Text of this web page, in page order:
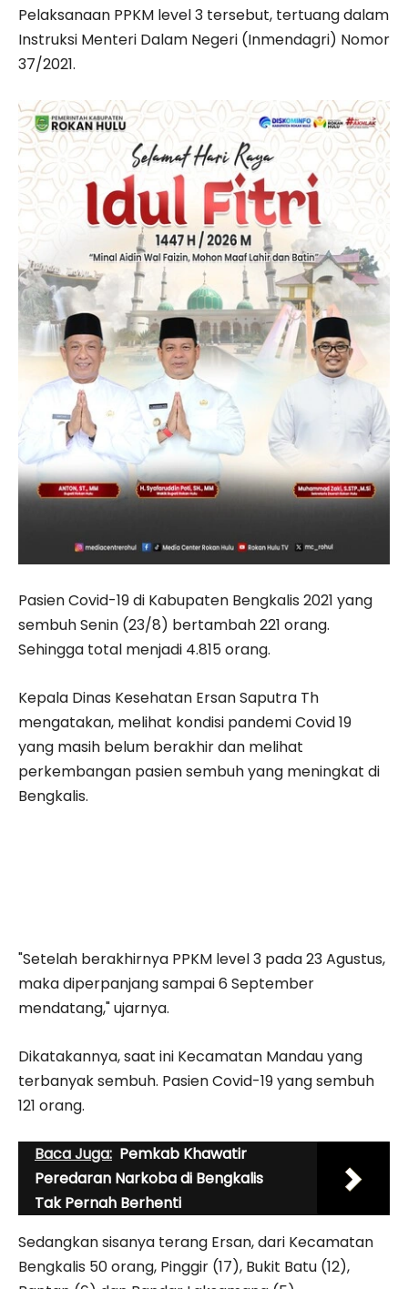
Pelaksanaan PPKM level 3 tersebut, tertuang dalam
Instruksi Menteri Dalam Negeri (Inmendagri) Nomor
37/2021.
Pasien Covid-19 di Kabupaten Bengkalis 2021 yang
sembuh Senin (23/8) bertambah 221 orang.
Sehingga total menjadi 4.815 orang.
Kepala Dinas Kesehatan Ersan Saputra Th
mengatakan, melihat kondisi pandemi Covid 19
yang masih belum berakhir dan melihat
perkembangan pasien sembuh yang meningkat di
Bengkalis.
"Setelah berakhirnya PPKM level 3 pada 23 Agustus,
maka diperpanjang sampai 6 September
mendatang," ujarnya.
Dikatakannya, saat ini Kecamatan Mandau yang
terbanyak sembuh. Pasien Covid-19 yang sembuh
121 orang.
Baca Juga: Pemkab Khawatir
Peredaran Narkoba di Bengkalis
Tak Pernah Berhenti
Sedangkan sisanya terang Ersan, dari Kecamatan
Bengkalis 50 orang, Pinggir (17), Bukit Batu (12),